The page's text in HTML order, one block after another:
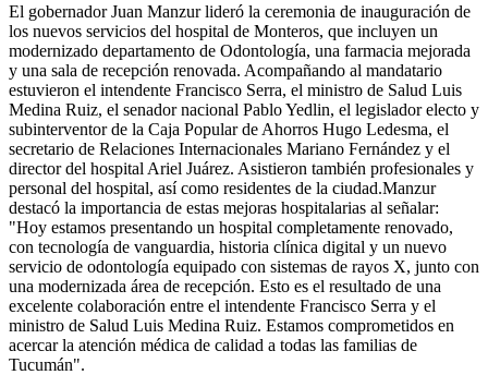
El gobernador Juan Manzur lideró la ceremonia de inauguración de
los nuevos servicios del hospital de Monteros, que incluyen un
modernizado departamento de Odontología, una farmacia mejorada
y una sala de recepción renovada. Acompañando al mandatario
estuvieron el intendente Francisco Serra, el ministro de Salud Luis
Medina Ruiz, el senador nacional Pablo Yedlin, el legislador electo y
subinterventor de la Caja Popular de Ahorros Hugo Ledesma, el
secretario de Relaciones Internacionales Mariano Fernández y el
director del hospital Ariel Juárez. Asistieron también profesionales y
personal del hospital, así como residentes de la ciudad.Manzur
destacó la importancia de estas mejoras hospitalarias al señalar:
"Hoy estamos presentando un hospital completamente renovado,
con tecnología de vanguardia, historia clínica digital y un nuevo
servicio de odontología equipado con sistemas de rayos X, junto con
una modernizada área de recepción. Esto es el resultado de una
excelente colaboración entre el intendente Francisco Serra y el
ministro de Salud Luis Medina Ruiz. Estamos comprometidos en
acercar la atención médica de calidad a todas las familias de
Tucumán".